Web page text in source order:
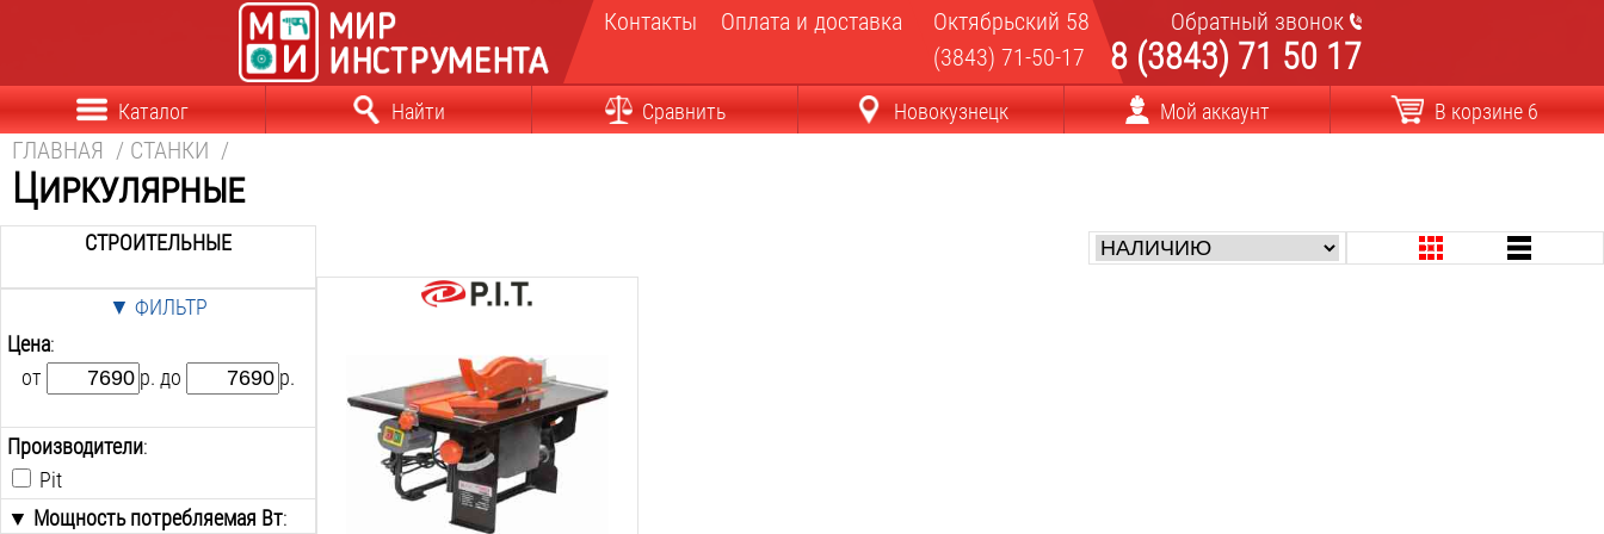
Контакты Оплата и доставка
Октябрьский 58
(3843) 71-50-17
Обратный звонок
8 (3843) 71 50 17
Каталог Найти Сравнить Новокузнецк Мой аккаунт В корзине 6
ГЛАВНАЯ / СТАНКИ /
Циркулярные
СТРОИТЕЛЬНЫЕ
▼ ФИЛЬТР
Цена:
от
р. до р.
Производители:
Pit
▼ Мощность потребляемая Вт:
Скорость диска:
2950об/мин
Глубина реза при 90 °:
Глубина реза при 45 °:
Диаметр пильного диска: